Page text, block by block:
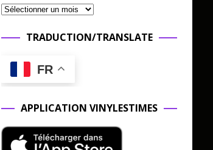
TRADUCTION/TRANSLATE
FR
APPLICATION VINYLESTIMES